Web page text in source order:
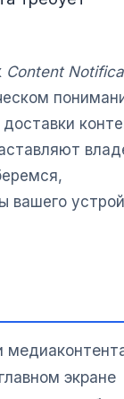
Content
вашего
экране